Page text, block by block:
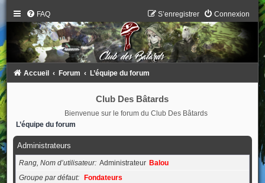
FAQ Connexion
S’enregistrer
Accueil Forum L’équipe du forum
Club Des Bâtards
Bienvenue sur le forum du Club Des Bâtards
L’équipe du forum
Administrateurs
Rang, Nom d’utilisateur Administrateur Balou
Groupe par défaut
Fondateurs